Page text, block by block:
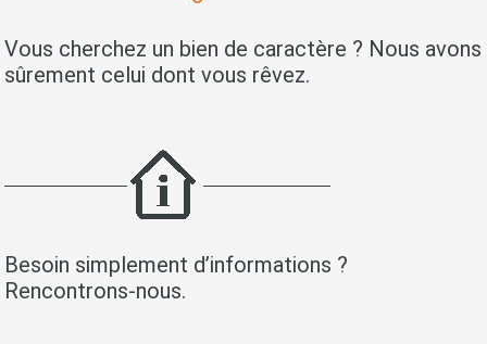
Vous cherchez un bien de caractère ? Nous avons
sûrement celui dont vous rêvez.
Besoin simplement d’informations ?
Rencontrons-nous.